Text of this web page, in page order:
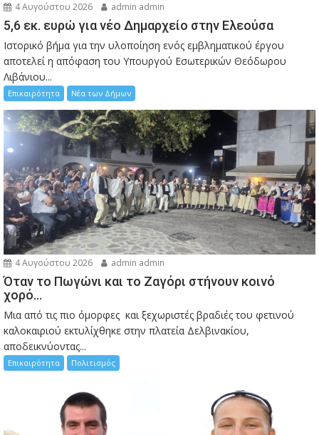
4 Αυγούστου 2026 admin admin
5,6 εκ. ευρώ για νέο Δημαρχείο στην Ελεούσα
Ιστορικό βήμα για την υλοποίηση ενός εμβληματικού έργου
αποτελεί η απόφαση του Υπουργού Εσωτερικών Θεόδωρου
Λιβάνιου...
Επικαιρότητα Νέα των Δήμων
4 Αυγούστου 2026 admin admin
Όταν το Πωγώνι και το Ζαγόρι στήνουν κοινό
χορό…
Μια από τις πιο όμορφες και ξεχωριστές βραδιές του φετινού
καλοκαιριού εκτυλίχθηκε στην πλατεία Δελβινακίου,
αποδεικνύοντας...
Επικαιρότητα Πολιτισμός